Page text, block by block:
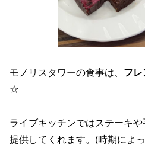
モノリスタワーの食事は、 フレ
☆
ライブキッチンではステーキ
提供してくれます。(時期によ